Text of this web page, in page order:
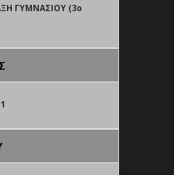
ΓΥΜΝΑΣΙΟΥ (3o